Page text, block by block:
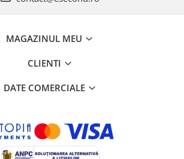
MAGAZINUL MEU
CLIENTI
DATE COMERCIALE